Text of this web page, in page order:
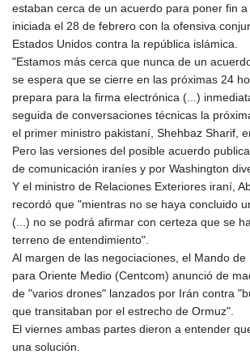
10128.411837
GTQ 8.795715
HRK 7.534038
HTG
HUF
20682.294394
ILS 3.477385
INR
JEP 0.857848
estaban cerca de un acuerdo para poner fin
iniciada el 28 de febrero con la ofensiva
Estados Unidos contra la república islámica.
"Estamos más cerca que nunca de un
se espera que se cierre en las próximas 24
prepara para la firma electrónica (...)
seguida de conversaciones técnicas la
el primer ministro pakistaní, Shehbaz Sharif,
Pero las versiones del posible acuerdo
de comunicación iraníes y por Washington
Y el ministro de Relaciones Exteriores iraní,
recordó que "mientras no se haya concluido
(...) no se podrá afirmar con certeza que se
terreno de entendimiento".
Al margen de las negociaciones, el Mando de
para Oriente Medio (Centcom) anunció de
de "varios drones" lanzados por Irán contra
que transitaban por el estrecho de Ormuz".
El viernes ambas partes dieron a entender
una solución.